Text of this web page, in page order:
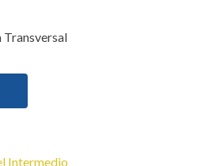
Transversal
Intermedio